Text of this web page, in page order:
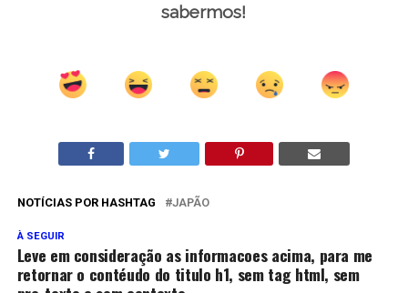
sabermos!
NOTÍCIAS POR HASHTAG JAPÃO
À SEGUIR
Leve em consideração as informacoes acima, para me
retornar o contéudo do titulo h1, sem tag html, sem